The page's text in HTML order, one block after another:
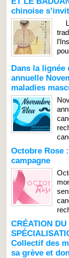
chinoise
Dans la lignée
annuelle
maladies
Octobre Rose
campagne
CRÉATION
Collectif des
sa grève et